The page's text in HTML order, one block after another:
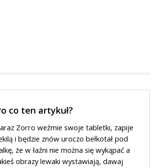
co ten artykuł?
Zorro weźmie swoje tabletki, zapije
i będzie znów uroczo bełkotał pod
że w łaźni nie można się wykąpać a
obrazy lewaki wystawiają, dawaj